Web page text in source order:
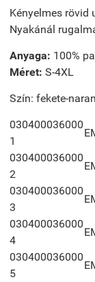
Kényelmes rövid
Nyakánál
Anyaga: 100%
Méret: S-4XL
Szín: fekete-
030400036000
1
030400036000
2
030400036000
3
030400036000
4
030400036000
5